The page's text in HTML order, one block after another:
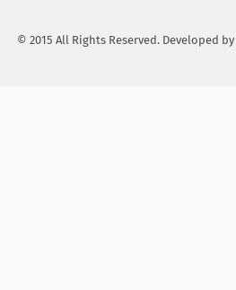
© 2015 All Rights Reserved. Developed by